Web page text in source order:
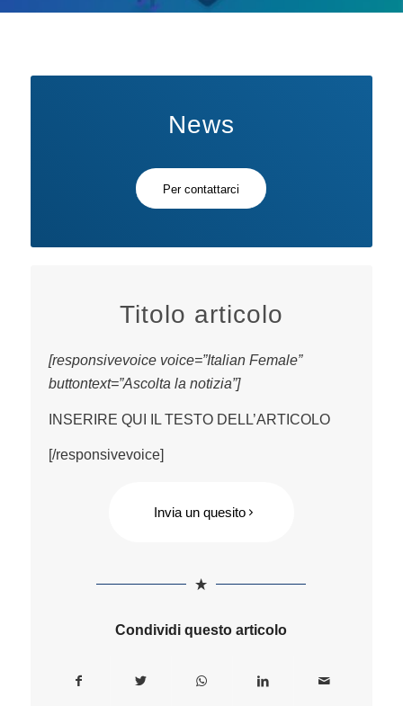
News
Per contattarci
Titolo articolo
[responsivevoice voice=”Italian Female”
buttontext=”Ascolta la notizia”]
INSERIRE QUI IL TESTO DELL’ARTICOLO
[/responsivevoice]
Invia un quesito
Condividi questo articolo